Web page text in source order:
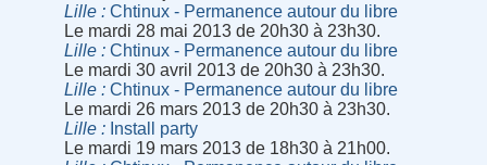
Lille
Chtinux - Permanence autour du libre
Le mardi 28 mai 2013 de 20h30 à 23h30.
Lille
Chtinux - Permanence autour du libre
Le mardi 30 avril 2013 de 20h30 à 23h30.
Lille
Chtinux - Permanence autour du libre
Le mardi 26 mars 2013 de 20h30 à 23h30.
Lille
Install party
Le mardi 19 mars 2013 de 18h30 à 21h00.